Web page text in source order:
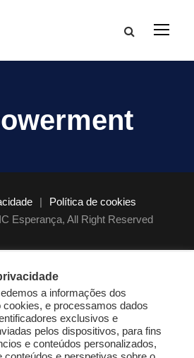
|
Política de cookies
Esperança, All Right Reserved
a informações dos
e processamos dados
exclusivos e
pelos dispositivos, para fins
e conteúdos personalizados,